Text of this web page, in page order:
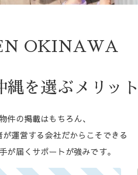
OKINAWA
縄を選ぶメリット
件の掲載はもちろん、
運営する会社だからこそできる
が届くサポートが強みです。